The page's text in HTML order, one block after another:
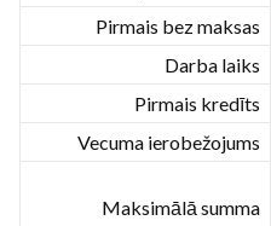
Pirmais bez maksas
Darba laiks
Pirmais kredīts
Vecuma ierobežojums
Maksimālā summa